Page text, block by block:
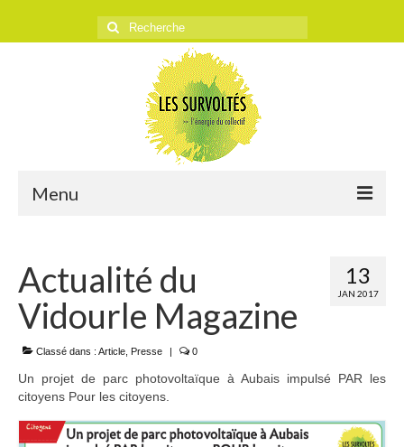
Rechercher
:
Menu
L’ASSOCIATION
Historique
Objectifs
Presse
Adhérer
13
JAN 2017
Actualité du
Vidourle Magazine
Classé dans : Article Presse | 0
Un projet de parc photovoltaïque à Aubais impulsé PAR les
citoyens Pour les citoyens.